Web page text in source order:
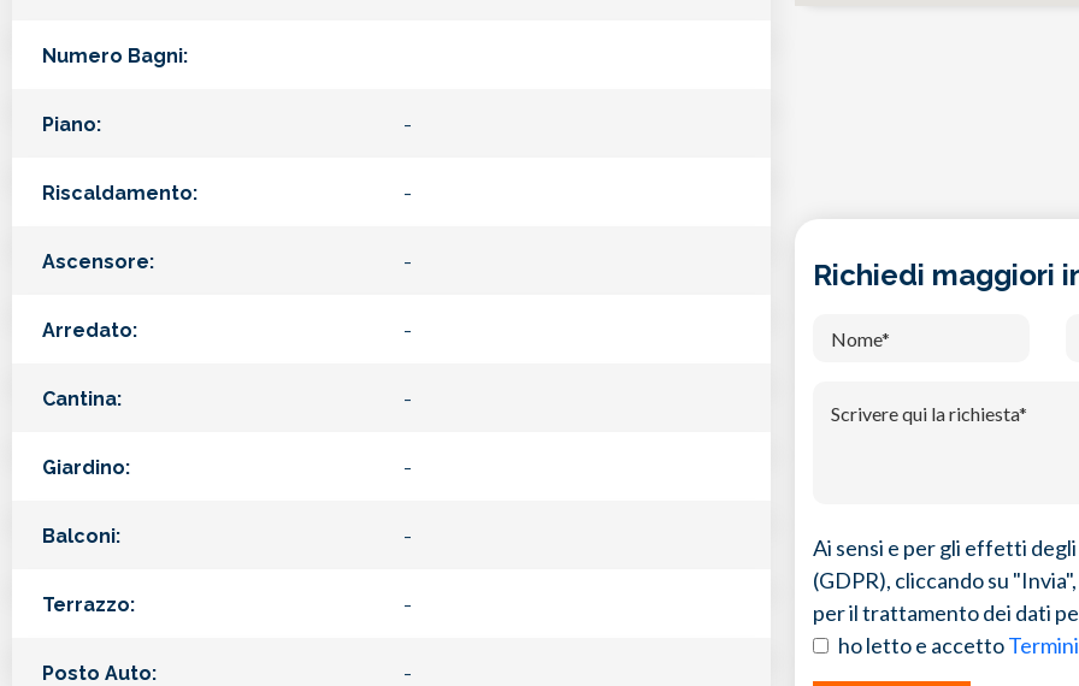
Numero Bagni:
Piano: -
Riscaldamento: -
Ascensore: -
Arredato: -
Cantina: -
Giardino: -
Balconi: -
Terrazzo: -
Posto Auto: -
Richiedi maggiori
Ai sensi e per gli effetti
(GDPR), cliccando su
per il trattamento dei dati
ho letto e accetto